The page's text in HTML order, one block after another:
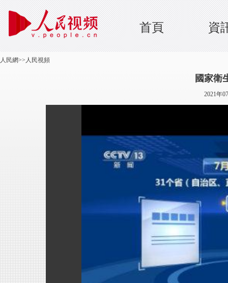
首頁 資
人民網>> 人民視頻
國家衛
2021年